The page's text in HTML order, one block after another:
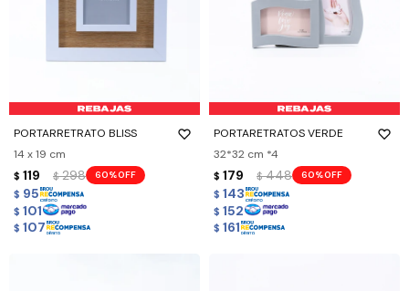
PORTARRETRATO BLISS
14 x 19 cm
$ 119 $ 298 60
$ 95
$ 101
$ 107
PORTARETRATOS VERDE
32*32 cm *4
$ 179 $ 448 60
$ 143
$ 152
$ 161